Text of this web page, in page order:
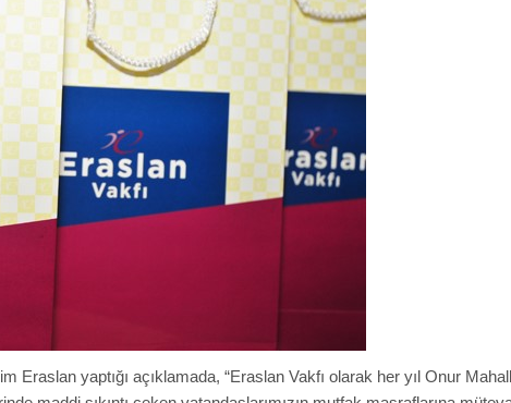
Eraslan yaptığı açıklamada, “Eraslan Vakfı olarak her yıl Onur